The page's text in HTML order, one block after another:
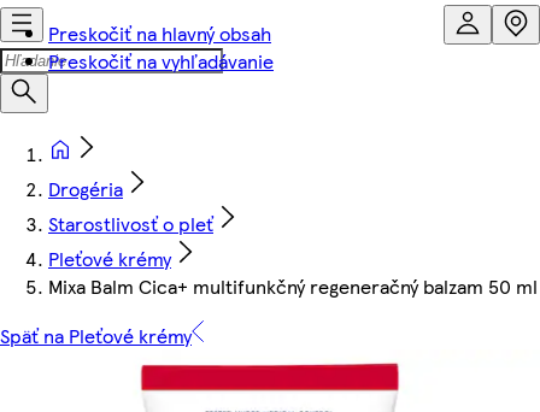
Preskočiť na hlavný obsah
Preskočiť na vyhľadávanie
Drogéria
Starostlivosť o pleť
Pleťové krémy
Mixa Balm Cica+ multifunkčný regeneračný balzam 50 ml
Späť na Pleťové krémy